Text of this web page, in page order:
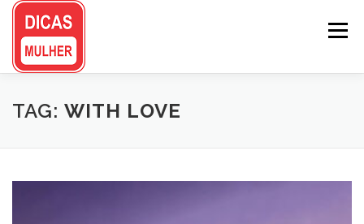
Pular
conteúdo
Menu
TAG: WITH LOVE